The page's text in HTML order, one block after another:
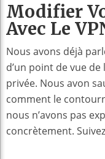
Modifier
Avec Le
Nous avons déjà
d’un point de vue
privée. Nous avon
comment le
nous n’avons pas
concrètement.